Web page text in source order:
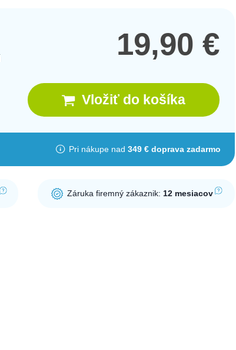
19,90 €
Vložiť do košíka
Pri nákupe nad 349 € doprava zadarmo
Záruka firemný zákaznik: 12 mesiacov